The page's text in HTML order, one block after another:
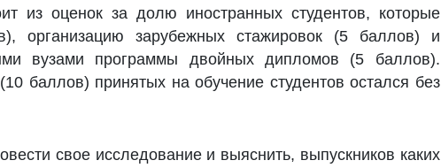
из оценок за долю иностранных студентов, которые
организацию зарубежных стажировок (5 баллов) и
вузами программы двойных дипломов (5 баллов).
баллов) принятых на обучение студентов остался без
свое исследование и выяснить, выпускников каких